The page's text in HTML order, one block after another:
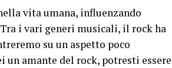
vita umana, influenzando
i vari generi musicali, il rock ha
su un aspetto poco
un amante del rock, potresti essere